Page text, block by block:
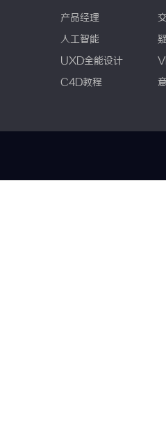
产品经理
人工智能
UXD全能设计
C4D教程